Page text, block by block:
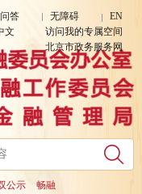
答 无障碍
EN
文
访问我的专属空间
北京市政务服务网
公示 畅融